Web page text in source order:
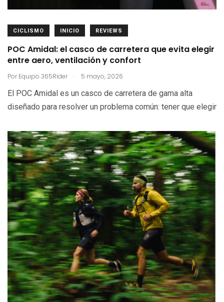
CICLISMO INICIO REVIEWS
POC Amidal: el casco de carretera que evita elegir
entre aero, ventilación y confort
Por Equipo 365Rider . 5 mayo, 2026
El POC Amidal es un casco de carretera de gama alta
diseñado para resolver un problema común: tener que elegir